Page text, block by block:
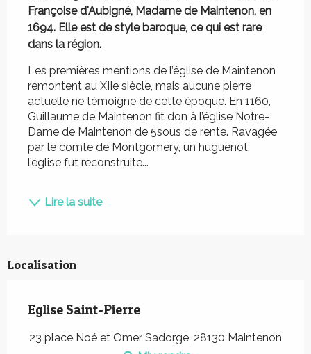
Françoise d'Aubigné, Madame de Maintenon, en
1694. Elle est de style baroque, ce qui est rare
dans la région.
Les premières mentions de l’église de Maintenon
remontent au XIIe siècle, mais aucune pierre
actuelle ne témoigne de cette époque. En 1160,
Guillaume de Maintenon fit don à l’église Notre-
Dame de Maintenon de 5sous de rente. Ravagée
par le comte de Montgomery, un huguenot,
l’église fut reconstruite...
Lire la suite
Localisation
Eglise Saint-Pierre
23 place Noé et Omer Sadorge, 28130 Maintenon